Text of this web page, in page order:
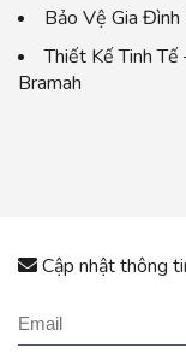
Bảo Vệ Gia Đình
Thiết Kế Tinh Tế
Bramah
Cập nhật thông